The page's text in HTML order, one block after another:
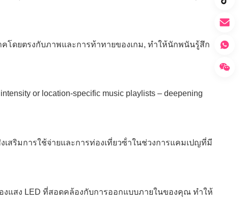
ยตรงกับภาพและการท้าทายของเกม, ทําให้นักพนันรู้สึก
or location-specific music playlists – deepening
เสริมการใช้จ่ายและการท่องเที่ยวซ้ําในช่วงการแคมเปญที่มี
งแสง LED ที่สอดคล้องกับการออกแบบภายในของคุณ ทําให้